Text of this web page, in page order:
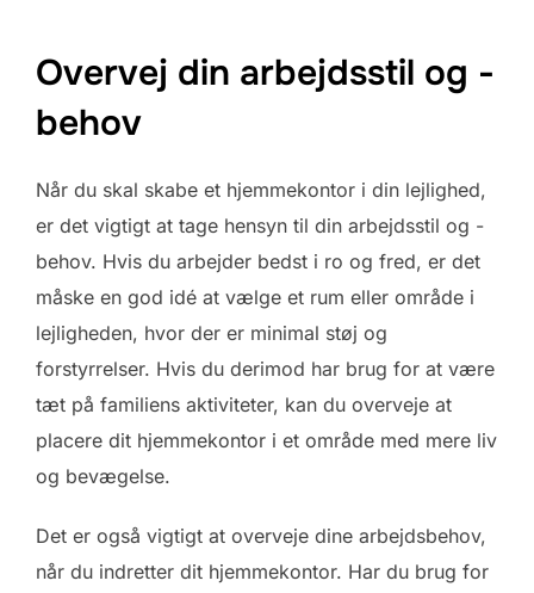
Overvej din arbejdsstil og -
behov
Når du skal skabe et hjemmekontor i din lejlighed,
er det vigtigt at tage hensyn til din arbejdsstil og -
behov. Hvis du arbejder bedst i ro og fred, er det
måske en god idé at vælge et rum eller område i
lejligheden, hvor der er minimal støj og
forstyrrelser. Hvis du derimod har brug for at være
tæt på familiens aktiviteter, kan du overveje at
placere dit hjemmekontor i et område med mere liv
og bevægelse.
Det er også vigtigt at overveje dine arbejdsbehov,
når du indretter dit hjemmekontor. Har du brug for